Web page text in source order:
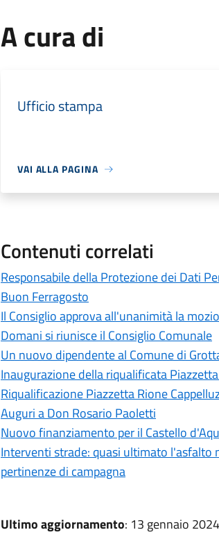
A cura di
Ufficio stampa
VAI ALLA PAGINA
Contenuti correlati
Responsabile della Protezione dei Dati
Buon Ferragosto
Il Consiglio approva all'unanimità la
Domani si riunisce il Consiglio Comunale
Un nuovo dipendente al Comune di
Inaugurazione della riqualificata
Riqualificazione Piazzetta Rione
Auguri a Don Rosario Paoletti
Nuovo finanziamento per il Castello
Interventi strade: quasi ultimato l'asfalto
pertinenze di campagna
Ultimo aggiornamento: 13 gennaio